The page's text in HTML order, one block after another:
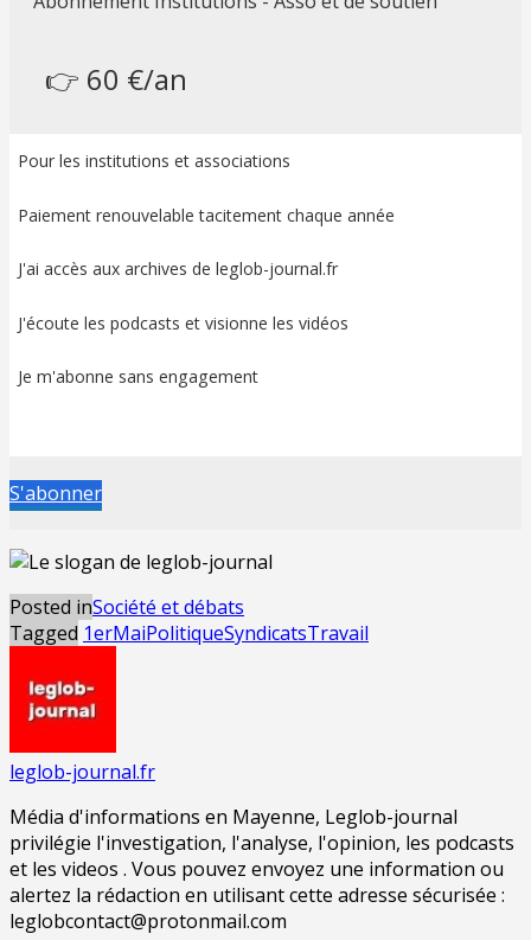
👉 60 €/an
Pour les institutions et associations
Paiement renouvelable tacitement chaque année
J'ai accès aux archives de leglob-journal.fr
J'écoute les podcasts et visionne les vidéos
Je m'abonne sans engagement
S'abonner
Posted inSociété et débats
Tagged 1erMaiPolitiqueSyndicatsTravail
leglob-journal.fr
Média d'informations en Mayenne, Leglob-journal
privilégie l'investigation, l'analyse, l'opinion, les podcasts
et les videos . Vous pouvez envoyez une information ou
alertez la rédaction en utilisant cette adresse sécurisée :
leglobcontact@protonmail.com